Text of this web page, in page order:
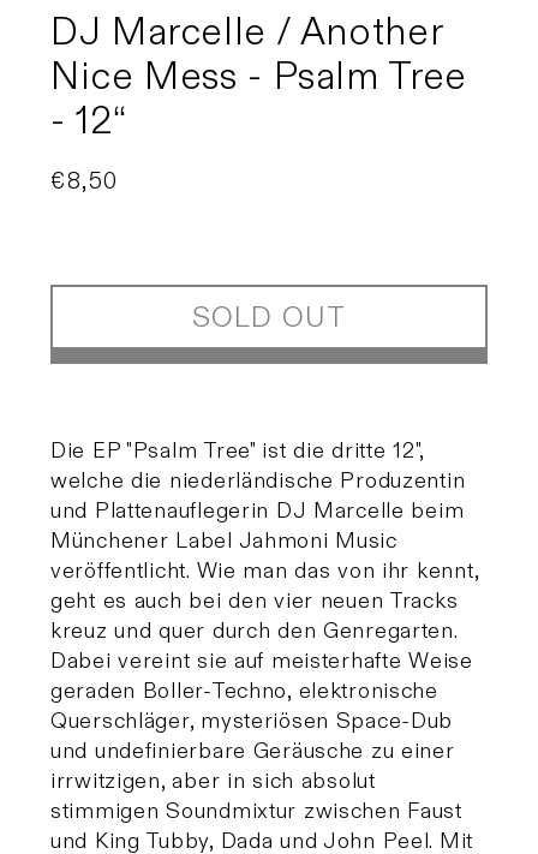
DJ Marcelle / Another
Nice Mess - Psalm Tree
- 12“
Regular
€8,50
SOLD OUT
Die EP "Psalm Tree" ist die dritte 12",
welche die niederländische Produzentin
und Plattenauflegerin DJ Marcelle beim
Münchener Label Jahmoni Music
veröffentlicht. Wie man das von ihr kennt,
geht es auch bei den vier neuen Tracks
kreuz und quer durch den Genregarten.
Dabei vereint sie auf meisterhafte Weise
geraden Boller-Techno, elektronische
Querschläger, mysteriösen Space-Dub
und undefinierbare Geräusche zu einer
irrwitzigen, aber in sich absolut
stimmigen Soundmixtur zwischen Faust
und King Tubby, Dada und John Peel. Mit